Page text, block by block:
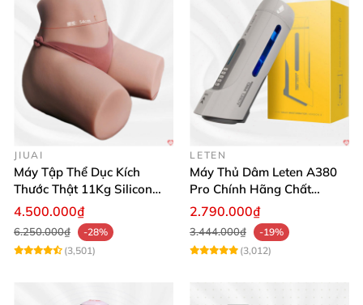
JIUAI
Máy Tập Thể Dục Kích
Thước Thật 11Kg Silicon
Cao Cấp Nhật Bản
4.500.000₫
6.250.000₫
-28%
(3,501)
LETEN
Máy Thủ Dâm Leten A380
Pro Chính Hãng Chất
Lượng Cao
2.790.000₫
3.444.000₫
-19%
(3,012)